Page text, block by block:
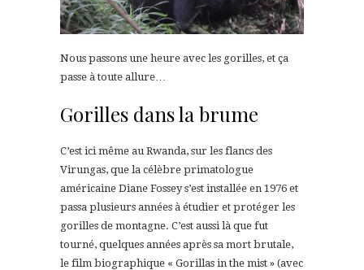
Nous passons une heure avec les gorilles, et ça
passe à toute allure…
Gorilles dans la brume
C’est ici même au Rwanda, sur les flancs des
Virungas, que la célèbre primatologue
américaine Diane Fossey s’est installée en 1976 et
passa plusieurs années à étudier et protéger les
gorilles de montagne. C’est aussi là que fut
tourné, quelques années après sa mort brutale,
le film biographique « Gorillas in the mist » (avec